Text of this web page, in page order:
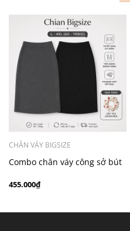
CHÂN VÁY BIGSIZE
Combo chân váy công sở bút
đen xám
455.000₫